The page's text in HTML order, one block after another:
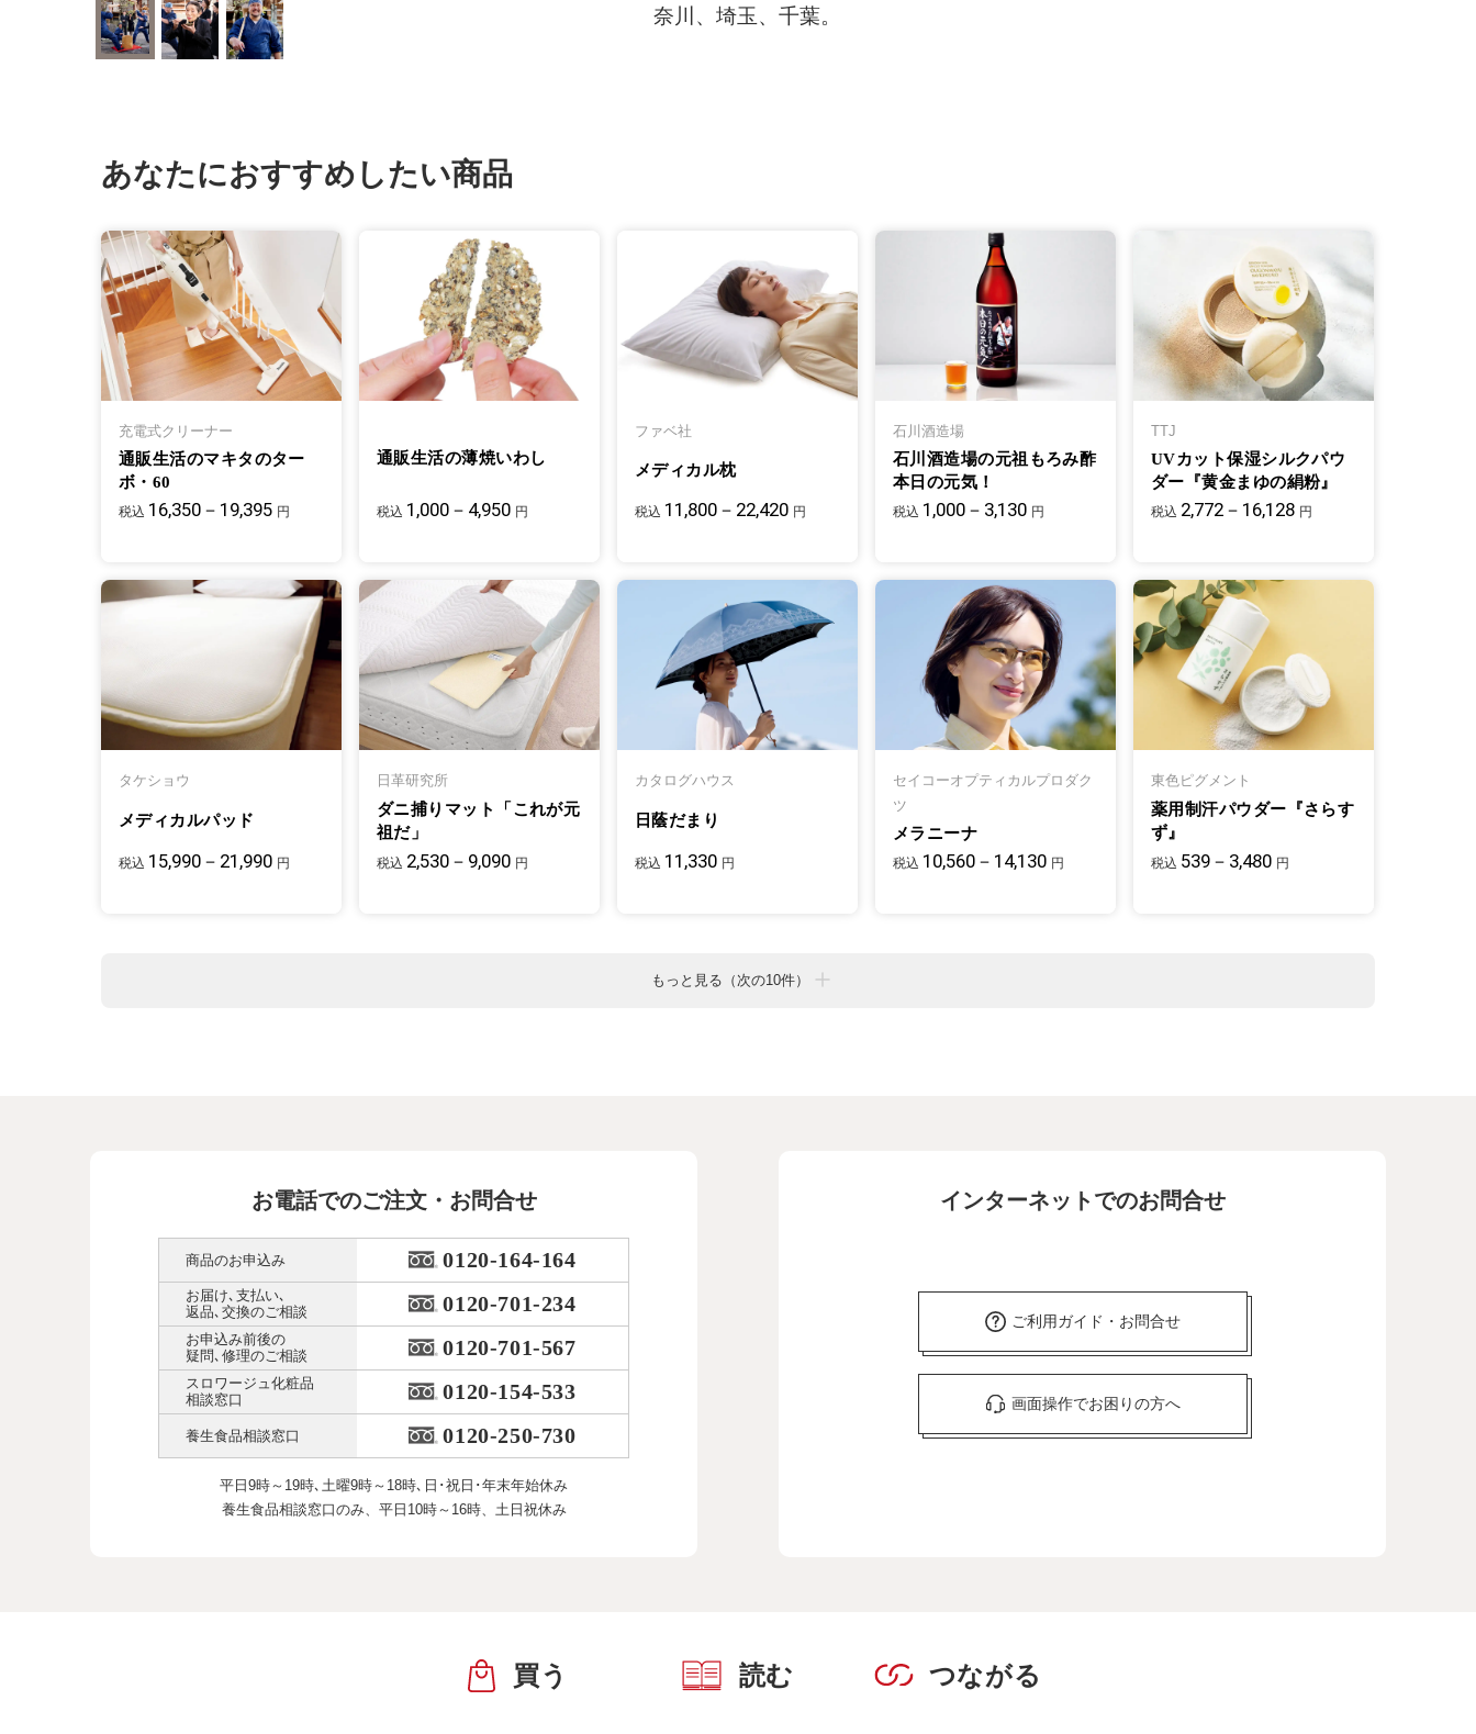
奈川、埼玉、千葉。
あなたにおすすめしたい商品
充電式クリーナー
通販生活のマキタのター
ボ・60
税込 16,350－19,395 円
通販生活の薄焼いわし
税込 1,000－4,950 円
ファベ社
メディカル枕
税込 11,800－22,420 円
石川酒造場
石川酒造場の元祖もろみ酢
本日の元気！
税込 1,000－3,130 円
TTJ
UVカット保湿シルクパウ
ダー『黄金まゆの絹粉』
税込 2,772－16,128 円
タケショウ
メディカルパッド
税込 15,990－21,990 円
日革研究所
ダニ捕りマット「これが元
祖だ」
税込 2,530－9,090 円
カタログハウス
日蔭だまり
税込 11,330 円
セイコーオプティカルプロダク
ツ
メラニーナ
税込 10,560－14,130 円
東色ピグメント
薬用制汗パウダー『さらす
ず』
税込 539－3,480 円
もっと見る（次の10件）
お電話でのご注文・お問合せ
商品のお申込み 0120-164-164
お届け､支払い､
返品､交換のご相談
0120-701-234
お申込み前後の
疑問､修理のご相談
0120-701-567
スロワージュ化粧品
相談窓口
0120-154-533
養生食品相談窓口 0120-250-730
平日9時～19時､土曜9時～18時､ 日･祝日･年末年始休み
養生食品相談窓口のみ、 平日10時～16時、土日祝休み
インターネットでのお問合せ
ご利用ガイド・お問合せ
画面操作でお困りの方へ
買う 読む つながる